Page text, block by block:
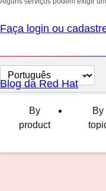
Faça login ou
Selecionar
idioma
Blog da Red Hat
By
product
By